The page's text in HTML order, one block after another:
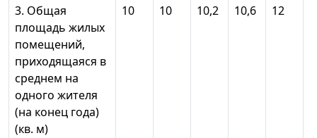
3. Общая
площадь жилых
помещений,
приходящаяся в
среднем на
одного жителя
(на конец года)
(кв. м)
10 10 10,2 10,6 12